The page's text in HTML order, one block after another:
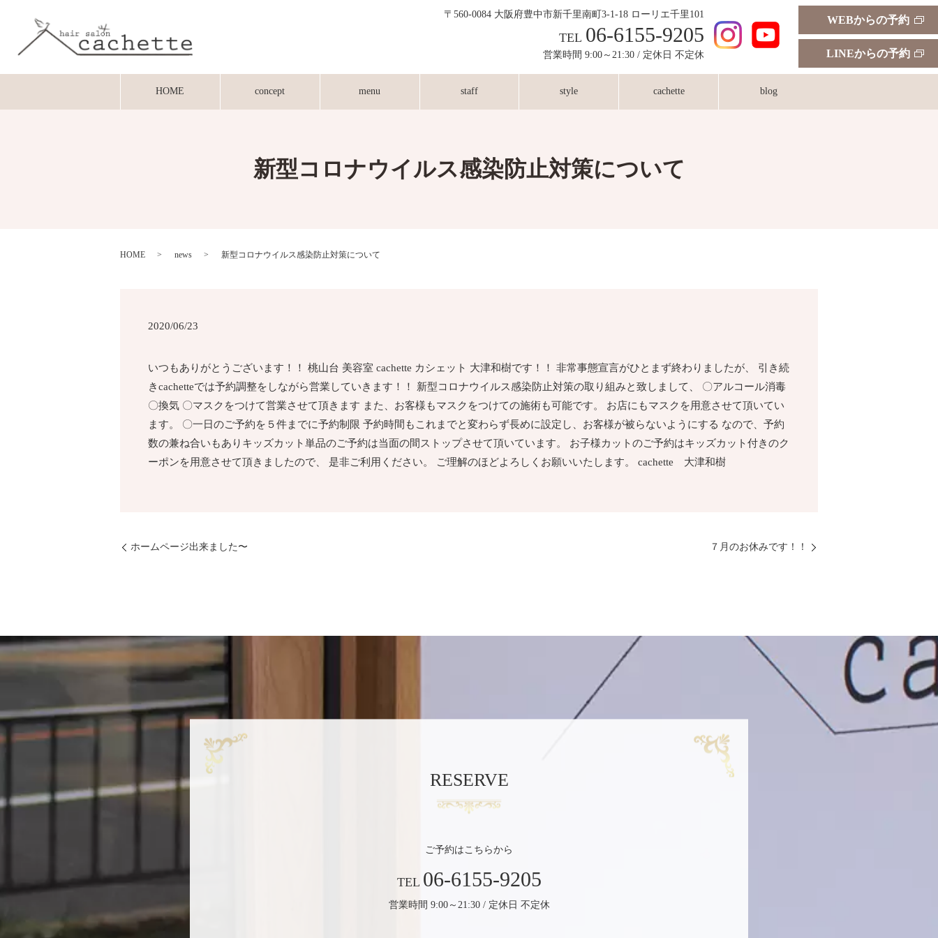
HOME concept menu staff style cachette blog
〒560-0084 大阪府豊中市新千里南町3-1-18 ローリエ千里101
TEL 06-6155-9205
営業時間 9:00～21:30 / 定休日 不定休
WEBからの予約
LINEからの予約
新型コロナウイルス感染防止対策について
HOME news 新型コロナウイルス感染防止対策について
2020/06/23
いつもありがとうございます！！ 桃山台 美容室 cachette カシェット 大津和樹です！！ 非常事態宣言がひとまず終わりましたが、 引き続
きcachetteでは予約調整をしながら営業していきます！！ 新型コロナウイルス感染防止対策の取り組みと致しまして、 〇アルコール消毒
〇換気 〇マスクをつけて営業させて頂きます また、お客様もマスクをつけての施術も可能です。 お店にもマスクを用意させて頂いてい
ます。 〇一日のご予約を５件までに予約制限 予約時間もこれまでと変わらず長めに設定し、お客様が被らないようにする なので、予約
数の兼ね合いもありキッズカット単品のご予約は当面の間ストップさせて頂いています。 お子様カットのご予約はキッズカット付きのク
ーポンを用意させて頂きましたので、 是非ご利用ください。 ご理解のほどよろしくお願いいたします。 cachette 大津和樹
ホームページ出来ました〜 ７月のお休みです！！
RESERVE
ご予約はこちらから
TEL 06-6155-9205
営業時間 9:00～21:30 / 定休日 不定休